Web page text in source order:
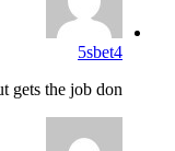
5sbet4
the job don...